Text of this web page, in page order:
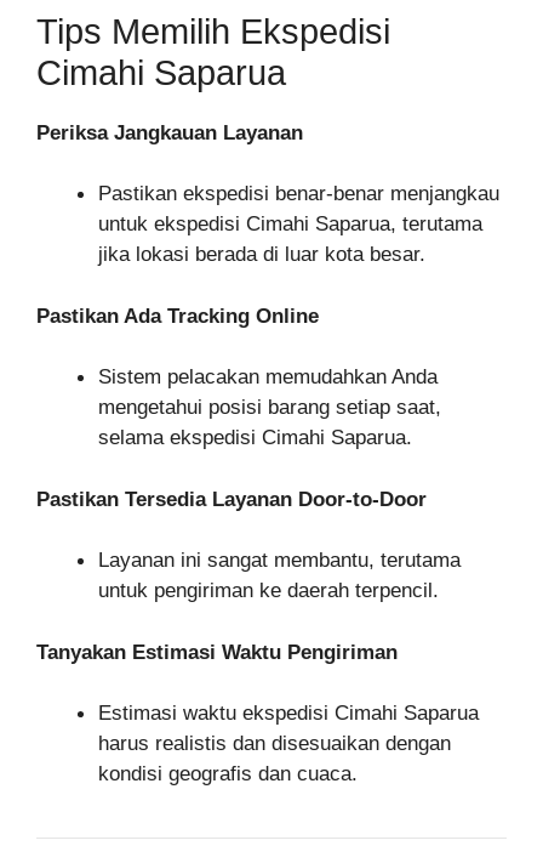
Tips Memilih Ekspedisi
Cimahi Saparua
Periksa Jangkauan Layanan
Pastikan ekspedisi benar-benar menjangkau
untuk ekspedisi Cimahi Saparua, terutama
jika lokasi berada di luar kota besar.
Pastikan Ada Tracking Online
Sistem pelacakan memudahkan Anda
mengetahui posisi barang setiap saat,
selama ekspedisi Cimahi Saparua.
Pastikan Tersedia Layanan Door-to-Door
Layanan ini sangat membantu, terutama
untuk pengiriman ke daerah terpencil.
Tanyakan Estimasi Waktu Pengiriman
Estimasi waktu ekspedisi Cimahi Saparua
harus realistis dan disesuaikan dengan
kondisi geografis dan cuaca.